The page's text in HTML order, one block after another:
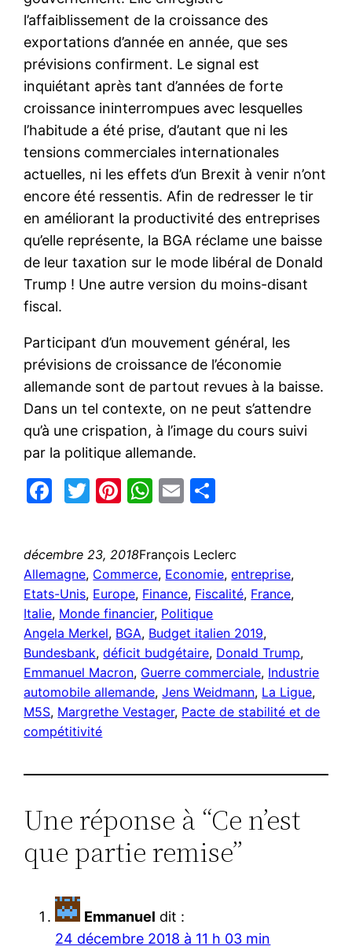
l’affaiblissement de la croissance des
exportations d’année en année, que ses
prévisions confirment. Le signal est
inquiétant après tant d’années de forte
croissance ininterrompues avec lesquelles
l’habitude a été prise, d’autant que ni les
tensions commerciales internationales
actuelles, ni les effets d’un Brexit à venir n’ont
encore été ressentis. Afin de redresser le tir
en améliorant la productivité des entreprises
qu’elle représente, la BGA réclame une baisse
de leur taxation sur le mode libéral de Donald
Trump ! Une autre version du moins-disant
fiscal.
Participant d’un mouvement général, les
prévisions de croissance de l’économie
allemande sont de partout revues à la baisse.
Dans un tel contexte, on ne peut s’attendre
qu’à une crispation, à l’image du cours suivi
par la politique allemande.
Facebook
Twitter
Pinterest
WhatsApp
Email
décembre 23, 2018François Leclerc
Allemagne, Commerce, Economie, entreprise
Etats-Unis, Europe, Finance, Fiscalité, France
Italie, Monde financier, Politique
Angela Merkel, BGA, Budget italien 2019
Bundesbank, déficit budgétaire, Donald Trump
Emmanuel Macron, Guerre commerciale, Industrie
automobile allemande, Jens Weidmann, La Ligue
M5S, Margrethe Vestager, Pacte de stabilité et de
compétitivité
Une réponse à “Ce n’est
que partie remise”
Emmanuel dit :
24 décembre 2018 à 11 h 03 min